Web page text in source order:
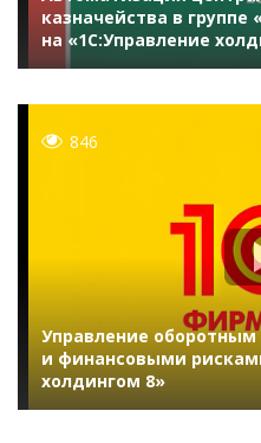
казначейства в группе
на «1С:Управление
846
Управление
и финансовыми
холдингом 8»